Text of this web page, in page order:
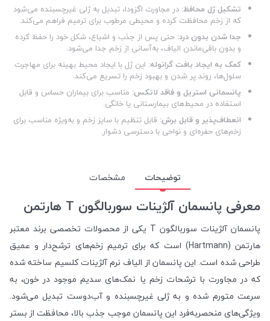
تشکیل ژل محافظ: در مجاورت اگزودا، تبدیل به ژلی غیرچسبنده می‌شود
که از زخم محافظت کرده و محیطی مرطوب برای ترمیم فراهم می‌کند.
جدا شدن بدون درد: حتی پس از جذب و اشباع، شکل خود را حفظ کرده
و بدون باقی‌ماندن الیاف، به‌آسانی از زخم جدا می‌شود.
کمک به ایجاد بافت گرانوله: این ژل با ایجاد محیط بهینه برای مهاجرت
سلول‌ها، روند پر شدن و بهبود زخم را تسریع می‌کند.
پانسمانی استریل و فاقد لاتکس: مناسب برای بیماران حساس و قابل
استفاده در محیط‌های بیمارستانی یا خانگی.
انعطاف‌پذیر و قابل برش: قابل تنظیم با سایز زخم و به‌ویژه مناسب برای
زخم‌های حفره‌ای و نواحی با دسترسی دشوار.
توضیحات مشخصات
معرفی پانسمان آلژینات سوربالگون T هارتمن
پانسمان آلژینات سوربالگون T یکی از محصولات تخصصی برند معتبر
هارتمن (Hartmann) است که برای ترمیم زخم‌های ترشح‌دار و عمیق
طراحی شده است. این پانسمان از الیاف نرم آلژینات کلسیم ساخته شده
که در مجاورت با ترشحات زخم یا نمک‌های سدیم موجود در خون، به
سرعت متورم شده و به ژلی غیرچسبنده و آب‌دوست تبدیل می‌شود.
ویژگی‌های منحصربه‌فرد این پانسمان موجب جذب بالا، محافظت از بستر